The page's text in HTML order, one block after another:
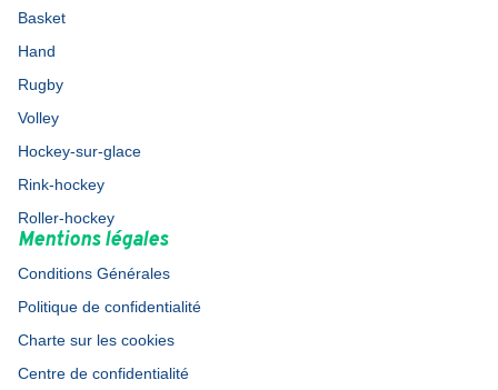
Basket
Hand
Rugby
Volley
Hockey-sur-glace
Rink-hockey
Roller-hockey
Mentions légales
Conditions Générales
Politique de confidentialité
Charte sur les cookies
Centre de confidentialité